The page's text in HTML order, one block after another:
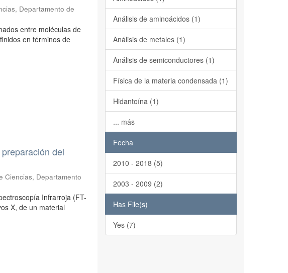
Departamento de
entre moléculas de
en términos de
del
Ciencias, Departamento
Infrarroja (FT-
X, de un material
Análisis de aminoácidos (1)
Análisis de metales (1)
Análisis de semiconductores (1)
Física de la materia condensada (1)
Hidantoína (1)
... más
Fecha
2010 - 2018 (5)
2003 - 2009 (2)
Has File(s)
Yes (7)